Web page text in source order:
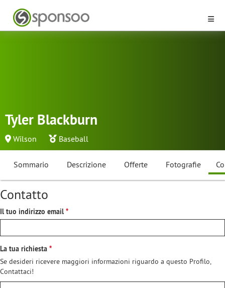
Tyler Blackburn
Wilson Baseball
Sommario Descrizione Offerte Fotografie
Contatto
Il tuo indirizzo email
La tua richiesta
Se desideri ricevere maggiori informazioni riguardo a questo Profilo,
Contattaci!